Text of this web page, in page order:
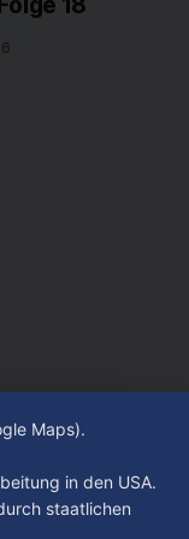
18
Maps).
in den USA.
staatlichen